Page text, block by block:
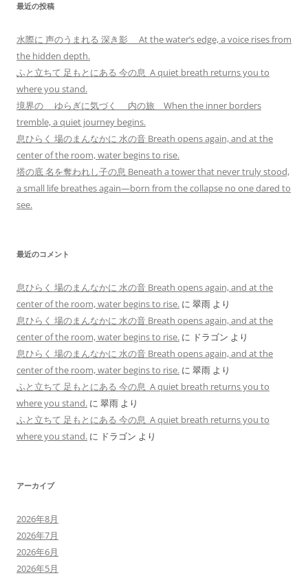
最近の投稿
水際に 声のうまれる 深き影 At the water’s edge, a voice rises from
the hidden depth.
ふと立ちて 足もとにある 今の息 A quiet breath returns you to
where you stand.
境界の ゆらぎに気づく 内の旅 When the inner borders
tremble, a quiet journey begins.
息ひらく 場のまんなかに 水の音 Breath opens again, and at the
center of the room, water begins to rise.
塔の底 名を奪われし子の息 Beneath a tower that never truly stood,
a small life breathes again—born from the collapse no one dared to
see.
最近のコメント
息ひらく 場のまんなかに 水の音 Breath opens again, and at the
center of the room, water begins to rise. に 翠雨 より
息ひらく 場のまんなかに 水の音 Breath opens again, and at the
center of the room, water begins to rise. に ドラゴン より
息ひらく 場のまんなかに 水の音 Breath opens again, and at the
center of the room, water begins to rise. に 翠雨 より
ふと立ちて 足もとにある 今の息 A quiet breath returns you to
where you stand. に 翠雨 より
ふと立ちて 足もとにある 今の息 A quiet breath returns you to
where you stand. に ドラゴン より
アーカイブ
2026年8月
2026年7月
2026年6月
2026年5月